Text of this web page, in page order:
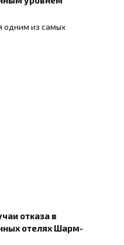
одним из самых
отказа в
отелях Шарм-